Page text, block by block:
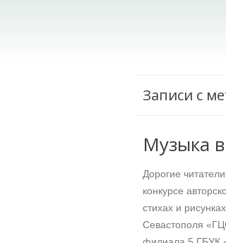
Записи с
Музыка
Дорогие
конкурсе
стихах и
Севастополя